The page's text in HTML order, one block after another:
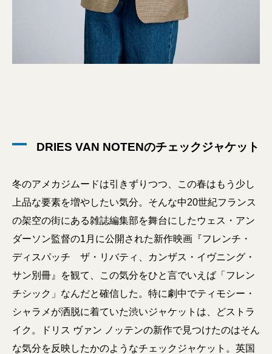
DRIES VAN NOTENのチェックジャケット
冬のアメカジムードは引きずりつつ、この春はもう少し
上品な要素を増やしたい気分。そんな中20世紀フランス
の架空の街にある雑誌編集部を舞台にしたウェス・アン
ダーソン監督の1月に公開された新作映画『フレンチ・
ディスパッチ ザ・リバティ、カンザス・イヴニング・
サン別冊』を観て、この気分をひと言でいえば「フレン
チシック」なんだと確信した。特に劇中でティモシー・
シャラメが洒脱に着ていた渋いジャケットは、どストラ
イク。ドリス ヴァン ノッテンの新作で見つけたのはそん
な気分を反映したかのようなチェックジャケット。英国